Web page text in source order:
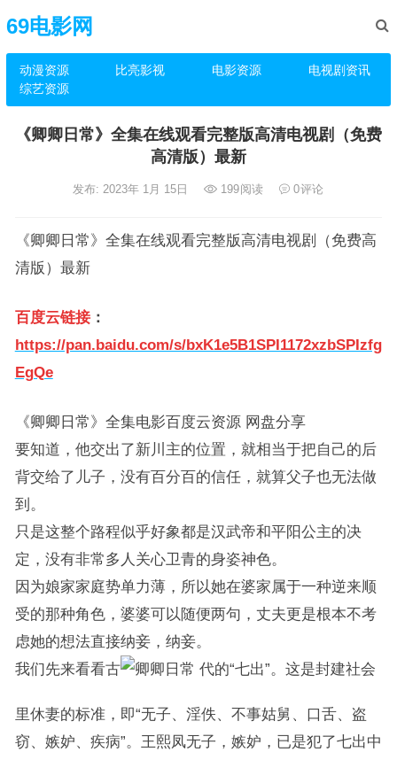
69电影网
动漫资源 比亮影视 电影资源
电视剧资讯
综艺资源
《卿卿日常》全集在线观看完整版高清电视剧（免费
高清版）最新
发布: 2023年 1月 15日 199阅读 0评论
《卿卿日常》全集在线观看完整版高清电视剧（免费高
清版）最新
百度云链接：
https://pan.baidu.com/s/bxK1e5B1SPI1172xzbSPIzfg
EgQe
《卿卿日常》全集电影百度云资源 网盘分享
要知道，他交出了新川主的位置，就相当于把自己的后
背交给了儿子，没有百分百的信任，就算父子也无法做
到。
只是这整个路程似乎好象都是汉武帝和平阳公主的决
定，没有非常多人关心卫青的身姿神色。
因为娘家家庭势单力薄，所以她在婆家属于一种逆来顺
受的那种角色，婆婆可以随便两句，丈夫更是根本不考
虑她的想法直接纳妾，纳妾。
我们先来看看古
代的“七出”。这是封建社会
里休妻的标准，即“无子、淫佚、不事姑舅、口舌、盗
窃、嫉妒、疾病”。王熙凤无子，嫉妒，已是犯了七出中